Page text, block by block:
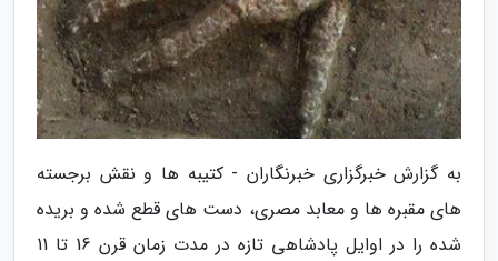
به گزارش خبرگزاری خبرنگاران - کتیبه ها و نقش برجسته
های مقبره ها و معابد مصری، دست های قطع شده و بریده
شده را در اوایل پادشاهی تازه در مدت زمان قرن 16 تا 11